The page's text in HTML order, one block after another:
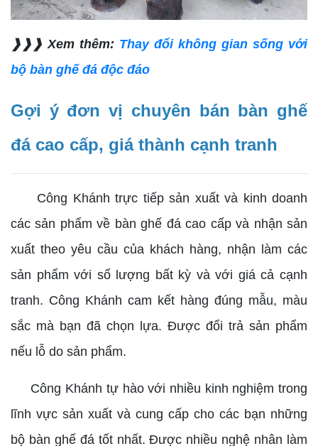
❱❱❱ Xem thêm: Thay đổi không gian sống với
bộ bàn ghế đá độc đáo
Gợi ý đơn vị chuyên bán bàn ghế
đá cao cấp, giá thành cạnh tranh
Công Khánh trực tiếp sản xuất và kinh doanh
các sản phẩm về bàn ghế đá cao cấp và nhận sản
xuất theo yêu cầu của khách hàng, nhận làm các
sản phẩm với số lượng bất kỳ và với giá cả cạnh
tranh. Công Khánh cam kết hàng đúng mẫu, màu
sắc mà bạn đã chọn lựa. Được đổi trả sản phẩm
nếu lỗ do sản phẩm.
Công Khánh tự hào với nhiều kinh nghiệm trong
lĩnh vực sản xuất và cung cấp cho các bạn những
bộ bàn ghế đá tốt nhất. Được nhiều nghệ nhân làm